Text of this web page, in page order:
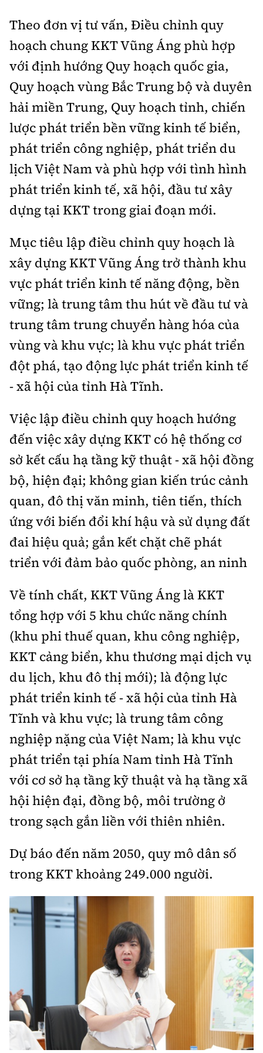
Phó Tổng biên tập:Nguyễn Sơn Tùng,
Nguyễn Đức Thắng, La Đức Hùng
Hotline:
0901 514 799
Quảng cáo và Phát hành:
0915 057 282
Email:bandoc@baoxaydung.vn
Cấm sao chép dưới mọi hình thức nếu không có sự
chấp thuận bằng văn bản.
Thông tin tòa
Theo đơn vị tư vấn, Điều chỉnh quy
hoạch chung KKT Vũng Áng phù hợp
với định hướng Quy hoạch quốc gia,
Quy hoạch vùng Bắc Trung bộ và duyên
hải miền Trung, Quy hoạch tỉnh, chiến
lược phát triển bền vững kinh tế biển,
phát triển công nghiệp, phát triển du
lịch Việt Nam và phù hợp với tình hình
phát triển kinh tế, xã hội, đầu tư xây
dựng tại KKT trong giai đoạn mới.
Mục tiêu lập điều chỉnh quy hoạch là
xây dựng KKT Vũng Áng trở thành khu
vực phát triển kinh tế năng động, bền
vững; là trung tâm thu hút về đầu tư và
trung tâm trung chuyển hàng hóa của
vùng và khu vực; là khu vực phát triển
đột phá, tạo động lực phát triển kinh tế
- xã hội của tỉnh Hà Tĩnh.
Việc lập điều chỉnh quy hoạch hướng
đến việc xây dựng KKT có hệ thống cơ
sở kết cấu hạ tầng kỹ thuật - xã hội đồng
bộ, hiện đại; không gian kiến trúc cảnh
quan, đô thị văn minh, tiên tiến, thích
ứng với biến đổi khí hậu và sử dụng đất
đai hiệu quả; gắn kết chặt chẽ phát
triển với đảm bảo quốc phòng, an ninh
Về tính chất, KKT Vũng Áng là KKT
tổng hợp với 5 khu chức năng chính
(khu phi thuế quan, khu công nghiệp,
KKT cảng biển, khu thương mại dịch vụ
du lịch, khu đô thị mới); là động lực
phát triển kinh tế - xã hội của tỉnh Hà
Tĩnh và khu vực; là trung tâm công
nghiệp nặng của Việt Nam; là khu vực
phát triển tại phía Nam tỉnh Hà Tĩnh
với cơ sở hạ tầng kỹ thuật và hạ tầng xã
hội hiện đại, đồng bộ, môi trường ở
trong sạch gắn liền với thiên nhiên.
Dự báo đến năm 2050, quy mô dân số
trong KKT khoảng 249.000 người.